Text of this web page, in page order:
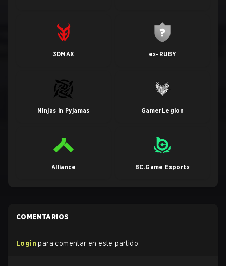
3DMAX ex-RUBY
Ninjas in Pyjamas GamerLegion
Alliance BC.Game Esports
COMENTARIOS
Login para comentar en este partido